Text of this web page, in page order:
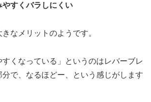
すくバラしにくい
なメリットのようです。
くなっている」というのはレバーブレ
で、なるほどー、という感じがします